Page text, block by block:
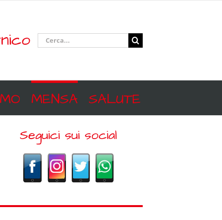
Cerca
per:
MENSA SALUTE
Seguici sui social